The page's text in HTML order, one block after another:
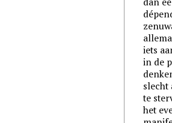
iets
in de
slecht
te
het